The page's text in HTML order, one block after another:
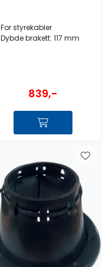
For styrekabler
Dybde brakett: 117 mm
839,-